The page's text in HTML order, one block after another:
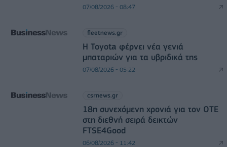
07/08/2026 - 08:47
fleetnews.gr
Η Toyota φέρνει νέα γενιά
μπαταριών για τα υβριδικά της
07/08/2026 - 05:22
csrnews.gr
18η συνεχόμενη χρονιά για τον ΟΤΕ
στη διεθνή σειρά δεικτών
FTSE4Good
06/08/2026 - 11:42